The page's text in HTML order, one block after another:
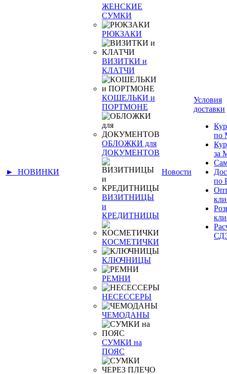
► НОВИНКИ
ЖЕНСКИЕ
СУМКИ
РЮКЗАКИ
ВИЗИТКИ и
КЛАТЧИ
КОШЕЛЬКИ и
ПОРТМОНЕ
ОБЛОЖКИ для
ДОКУМЕНТОВ
ВИЗИТНИЦЫ
и
КРЕДИТНИЦЫ
КОСМЕТИЧКИ
КЛЮЧНИЦЫ
РЕМНИ
НЕСЕССЕРЫ
ЧЕМОДАНЫ
СУМКИ на
ПОЯС
Новости
Условия
доставки
по
за
по